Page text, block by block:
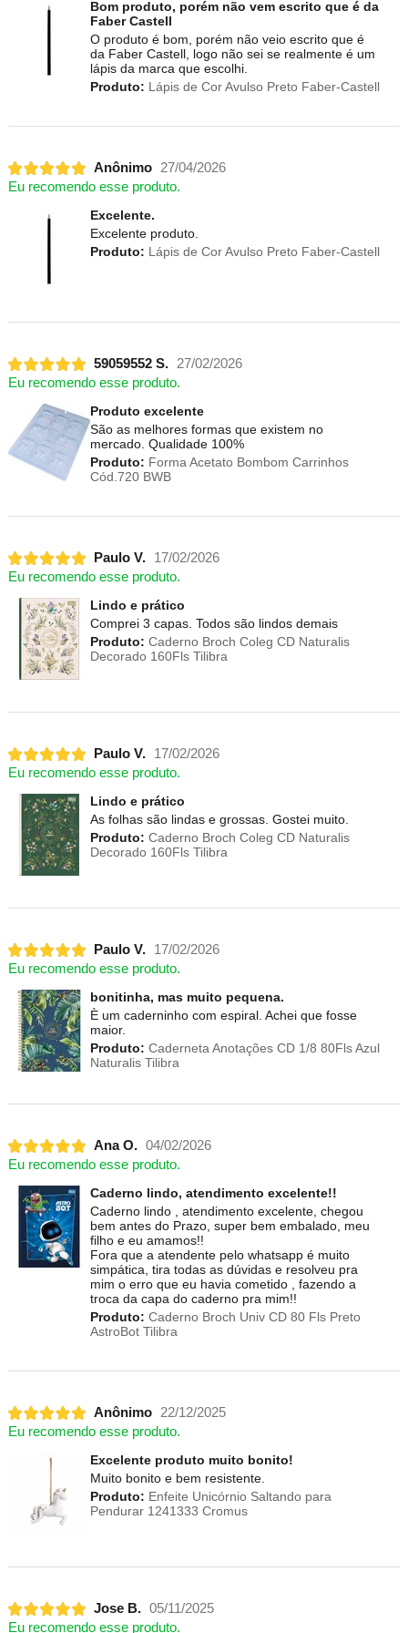
Bom produto, porém não vem escrito que é da
Faber Castell
O produto é bom, porém não veio escrito que é
da Faber Castell, logo não sei se realmente é um
lápis da marca que escolhi.
Produto: Lápis de Cor Avulso Preto Faber-Castell
Anônimo
27/04/2026
Eu recomendo esse produto.
Excelente.
Excelente produto.
Produto: Lápis de Cor Avulso Preto Faber-Castell
59059552 S.
27/02/2026
Eu recomendo esse produto.
Produto excelente
São as melhores formas que existem no
mercado. Qualidade 100%
Produto: Forma Acetato Bombom Carrinhos
Cód.720 BWB
Paulo V.
17/02/2026
Eu recomendo esse produto.
Lindo e prático
Comprei 3 capas. Todos são lindos demais
Produto: Caderno Broch Coleg CD Naturalis
Decorado 160Fls Tilibra
Paulo V.
17/02/2026
Eu recomendo esse produto.
Lindo e prático
As folhas são lindas e grossas. Gostei muito.
Produto: Caderno Broch Coleg CD Naturalis
Decorado 160Fls Tilibra
Paulo V.
17/02/2026
Eu recomendo esse produto.
bonitinha, mas muito pequena.
È um caderninho com espiral. Achei que fosse
maior.
Produto: Caderneta Anotações CD 1/8 80Fls Azul
Naturalis Tilibra
Ana O. 04/02/2026
Eu recomendo esse produto.
Caderno lindo, atendimento excelente!!
Caderno lindo , atendimento excelente, chegou
bem antes do Prazo, super bem embalado, meu
filho e eu amamos!!
Fora que a atendente pelo whatsapp é muito
simpática, tira todas as dúvidas e resolveu pra
mim o erro que eu havia cometido , fazendo a
troca da capa do caderno pra mim!!
Produto: Caderno Broch Univ CD 80 Fls Preto
AstroBot Tilibra
Anônimo
22/12/2025
Eu recomendo esse produto.
Excelente produto muito bonito!
Muito bonito e bem resistente.
Produto: Enfeite Unicórnio Saltando para
Pendurar 1241333 Cromus
Jose B. 05/11/2025
Eu recomendo esse produto.